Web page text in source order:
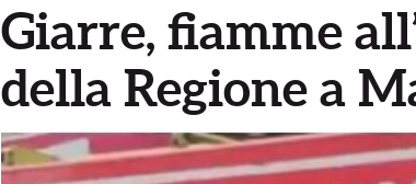
Giarre, fiamme
della Regione a